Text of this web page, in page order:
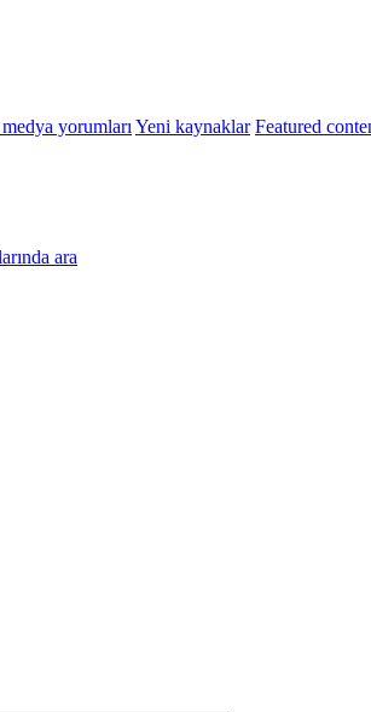
yorumları Yeni kaynaklar Featured
ara